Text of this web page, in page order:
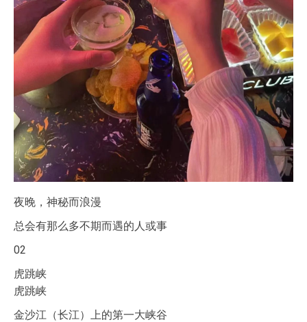
夜晚，神秘而浪漫
总会有那么多不期而遇的人或事
02
虎跳峡
虎跳峡
金沙江（长江）上的第一大峡谷